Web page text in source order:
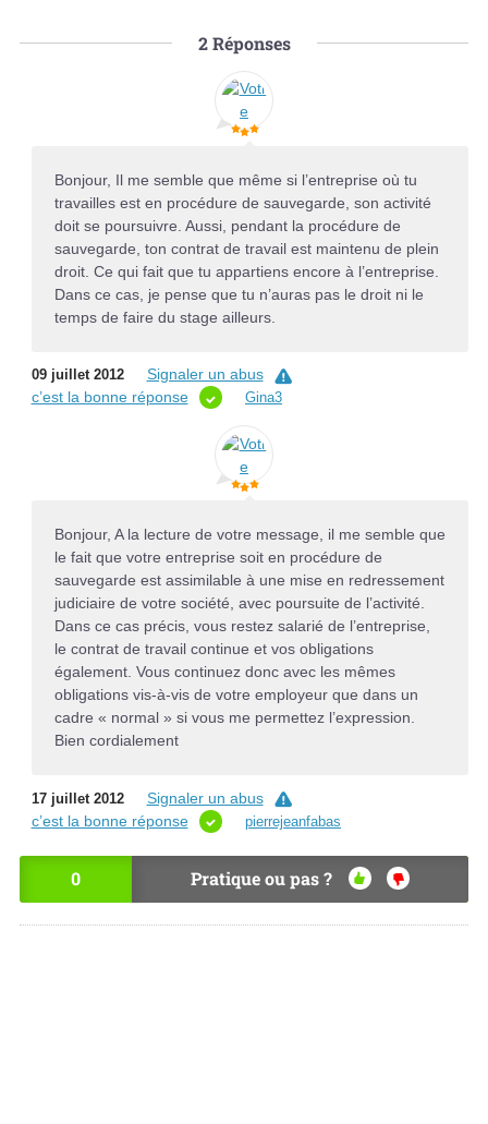
2Réponses
Bonjour, Il me semble que même si l’entreprise où tu
travailles est en procédure de sauvegarde, son activité
doit se poursuivre. Aussi, pendant la procédure de
sauvegarde, ton contrat de travail est maintenu de plein
droit. Ce qui fait que tu appartiens encore à l’entreprise.
Dans ce cas, je pense que tu n’auras pas le droit ni le
temps de faire du stage ailleurs.
09 juillet 2012
Signaler un abus
c’est la bonne réponse
Gina3
Bonjour, A la lecture de votre message, il me semble que
le fait que votre entreprise soit en procédure de
sauvegarde est assimilable à une mise en redressement
judiciaire de votre société, avec poursuite de l’activité.
Dans ce cas précis, vous restez salarié de l’entreprise,
le contrat de travail continue et vos obligations
également. Vous continuez donc avec les mêmes
obligations vis-à-vis de votre employeur que dans un
cadre « normal » si vous me permettez l’expression.
Bien cordialement
17 juillet 2012
Signaler un abus
c’est la bonne réponse
pierrejeanfabas
0 Pratique ou pas ?
OU
I
NO